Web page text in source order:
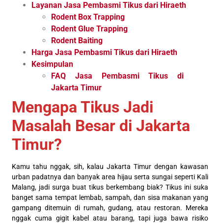
Layanan Jasa Pembasmi Tikus dari Hiraeth
Rodent Box Trapping
Rodent Glue Trapping
Rodent Baiting
Harga Jasa Pembasmi Tikus dari Hiraeth
Kesimpulan
FAQ Jasa Pembasmi Tikus di
Jakarta Timur
Mengapa Tikus Jadi
Masalah Besar di Jakarta
Timur?
Kamu tahu nggak, sih, kalau Jakarta Timur dengan kawasan
urban padatnya dan banyak area hijau serta sungai seperti Kali
Malang, jadi surga buat tikus berkembang biak? Tikus ini suka
banget sama tempat lembab, sampah, dan sisa makanan yang
gampang ditemuin di rumah, gudang, atau restoran. Mereka
nggak cuma gigit kabel atau barang, tapi juga bawa risiko